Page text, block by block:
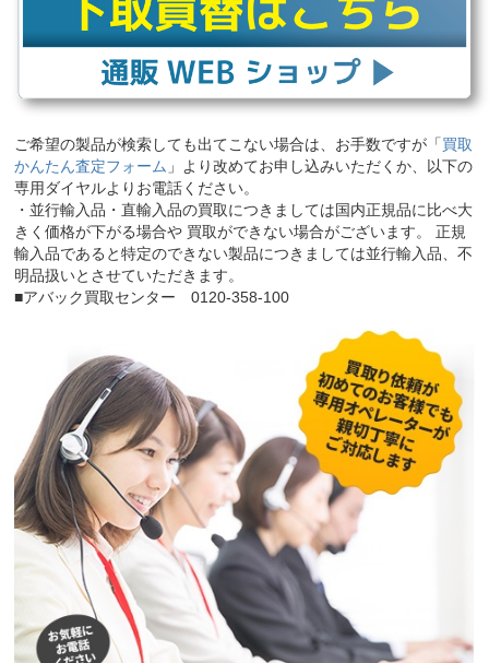
ご希望の製品が検索しても出てこない場合は、お手数ですが「買取
かんたん査定フォーム 」より改めてお申し込みいただくか、以下の
専用ダイヤルよりお電話ください。
・並行輸入品・直輸入品の買取につきましては国内正規品に比べ大
きく価格が下がる場合や 買取ができない場合がございます。 正規
輸入品であると特定のできない製品につきましては並行輸入品、不
明品扱いとさせていただきます。
■アバック買取センター 0120-358-100